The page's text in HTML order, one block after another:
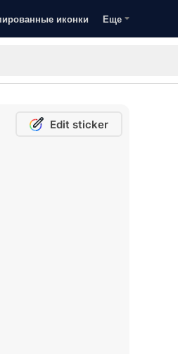
иконки Еще
Edit sticker